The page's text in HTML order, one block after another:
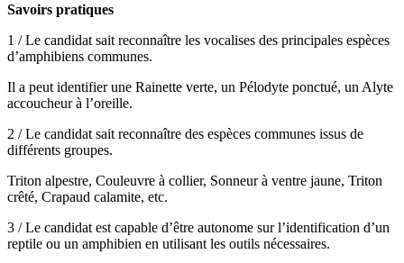
Savoirs pratiques
1 / Le candidat sait reconnaître les vocalises des principales espèces
d’amphibiens communes.
Il a peut identifier une Rainette verte, un Pélodyte ponctué, un Alyte
accoucheur à l’oreille.
2 / Le candidat sait reconnaître des espèces communes issus de
différents groupes.
Triton alpestre, Couleuvre à collier, Sonneur à ventre jaune, Triton
crêté, Crapaud calamite, etc.
3 / Le candidat est capable d’être autonome sur l’identification d’un
reptile ou un amphibien en utilisant les outils nécessaires.